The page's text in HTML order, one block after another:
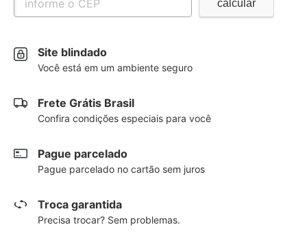
Site blindado
Você está em um ambiente seguro
Frete Grátis Brasil
Confira condições especiais para você
Pague parcelado
Pague parcelado no cartão sem juros
Troca garantida
Precisa trocar? Sem problemas.